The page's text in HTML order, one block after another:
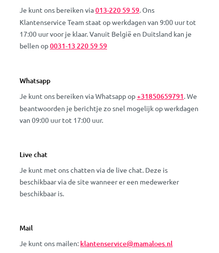
Je kunt ons bereiken via013-220 59 59. Ons
Klantenservice Team staat op werkdagen van 9:00 uur tot
17:00 uur voor je klaar. Vanuit België en Duitsland kan je
bellen op0031-13 220 59 59
Whatsapp
Je kunt ons bereiken via Whatsapp op+31850659791. We
beantwoorden je berichtje zo snel mogelijk op werkdagen
van 09:00 uur tot 17:00 uur.
Live chat
Je kunt met ons chatten via de live chat. Deze is
beschikbaar via de site wanneer er een medewerker
beschikbaar is.
Mail
Je kunt ons mailen: klantenservice@mamaloes.nl